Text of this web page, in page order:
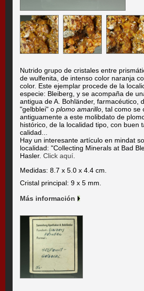
Nutrido grupo de cristales entre
de wulfenita, de intenso color naranja
color. Este ejemplar procede de la
especie: Bleiberg, y se acompaña de
antigua de A. Bohländer, farmacéutico,
"gelbblei" oplomo amarillo , tal como se
antiguamente a este molibdato de
histórico, de la localidad tipo, con buen
calidad...
Hay un interesante artículo en mindat
localidad: "Collecting Minerals at Bad
Hasler.Click aquí
Medidas: 8.7 x 5.0 x 4.4 cm.
Cristal principal: 9 x 5 mm.
Más información